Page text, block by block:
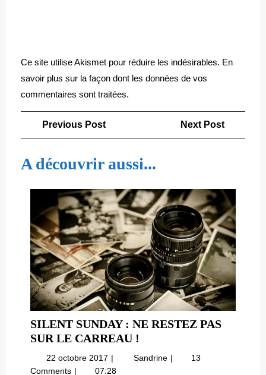
Ce site utilise Akismet pour réduire les indésirables. En
savoir plus sur la façon dont les données de vos
commentaires sont traitées.
Navigation
de
l’article
Previous PostPrevious
Next Post
A découvrir aussi...
SILENT SUNDAY : NE RESTEZ PAS
SUR LE CARREAU !
SUNDAY
22 octobre 2017 22
octobre
Sandrine Silent
13
Comments
07:28